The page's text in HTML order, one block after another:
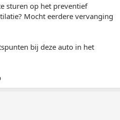
sturen op het preventief
Mocht eerdere vervanging
bij deze auto in het